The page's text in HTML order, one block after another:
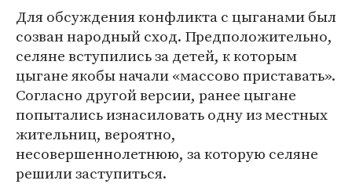
Для обсуждения конфликта с цыганами был
созван народный сход. Предположительно,
селяне вступились за детей, к которым
цыгане якобы начали «массово приставать».
Согласно другой версии, ранее цыгане
попытались изнасиловать одну из местных
жительниц, вероятно,
несовершеннолетнюю, за которую селяне
решили заступиться.